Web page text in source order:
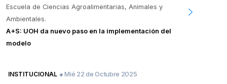
Escuela de Ciencias Agroalimentarias, Animales y
Ambientales.
A+S: UOH da nuevo paso en la implementación del
modelo
INSTITUCIONAL ● Mié 22 de Octubre 2025